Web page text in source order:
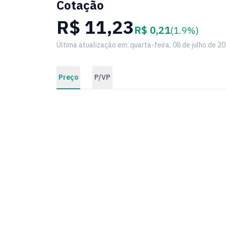
Cotação
R$ 11,23R$ 0,21(1.9%)
Última atualização em: quarta-feira, 08 de julho de
Preço P/VP